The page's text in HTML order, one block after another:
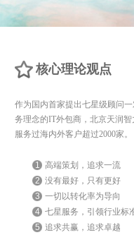
核心理论观点
作为国内首家提出七星级顾问
务理念的IT外包商，北京天润智
服务过海内外客户超过2000家。
1 高端策划，追求一流
2 没有最好，只有更好
3 一切以转化率为导向
4 七星服务，引领行业标
5 追求共赢，追求卓越